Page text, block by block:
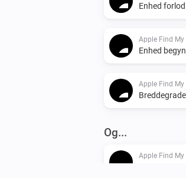
Enhed
Apple Find My
Enhed
Apple Find My
Og...
Apple Find My